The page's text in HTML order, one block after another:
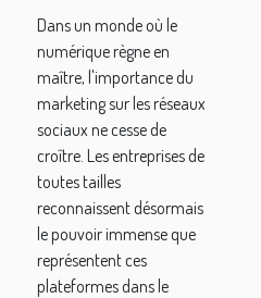
Dans un monde où le
numérique règne en
maître, l'importance du
marketing sur les réseaux
sociaux ne cesse de
croître. Les entreprises de
toutes tailles
reconnaissent désormais
le pouvoir immense que
représentent ces
plateformes dans le